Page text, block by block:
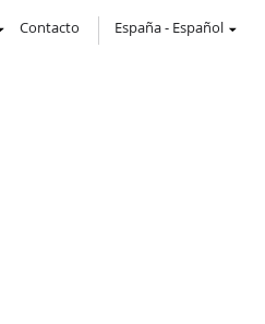
Contacto España- Español